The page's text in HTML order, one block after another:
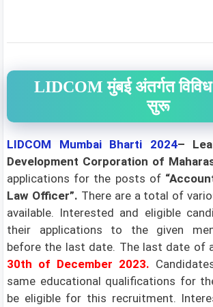
LIDCOM मुंबई अंतर्गत विविध
सुरू
LIDCOM Mumbai Bharti 2024–
Development Corporation of
applications for the posts of
Law Officer”. There are a total of
available. Interested and eligible
their applications to the given
before the last date. The last date of
30th of December 2023.
same educational qualifications for
be eligible for this recruitment.